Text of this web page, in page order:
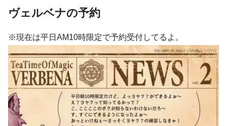
ヴェルベナの予約
※現在は平日AM10時限定で予約受付してるよ。